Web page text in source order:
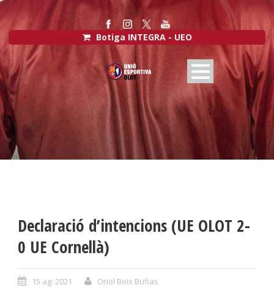
Botiga INTEGRA - UEO
Declaració d’intencions (UE OLOT 2-
0 UE Cornellà)
15 ag. 2021
Oriol Boix Bufias